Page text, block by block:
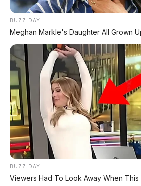
Anugerah Perdana
Ikuti kami untuk update stok unit dan
Ikuti Halaman
KATEGORI OTOMOTIF
Review Mobil
Spesifikasi Motor
BUZZ DAY
Meghan Markle's Daughter All Grown
BUZZ DAY
Viewers Had To Look Away When